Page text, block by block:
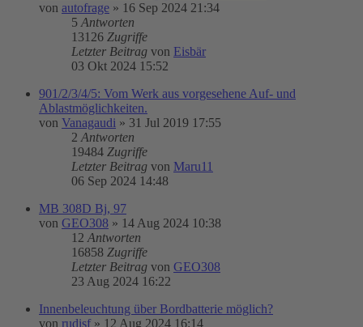
von autofrage » 16 Sep 2024 21:34
5 Antworten
13126 Zugriffe
Letzter Beitrag von Eisbär
03 Okt 2024 15:52
901/2/3/4/5: Vom Werk aus vorgesehene Auf- und
Ablastmöglichkeiten.
von Vanagaudi » 31 Jul 2019 17:55
2 Antworten
19484 Zugriffe
Letzter Beitrag von Maru11
06 Sep 2024 14:48
MB 308D Bj, 97
von GEO308 » 14 Aug 2024 10:38
12 Antworten
16858 Zugriffe
Letzter Beitrag von GEO308
23 Aug 2024 16:22
Innenbeleuchtung über Bordbatterie möglich?
von rudisf » 12 Aug 2024 16:14